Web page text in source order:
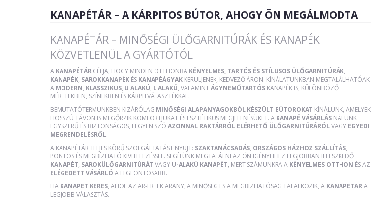
KANAPÉTÁR – A KÁRPITOS BÚTOR, AHOGY ÖN MEGÁLMODTA
KANAPÉTÁR – MINŐSÉGI ÜLŐGARNITÚRÁK ÉS KANAPÉK
KÖZVETLENÜL A GYÁRTÓTÓL
A KANAPÉTÁR CÉLJA, HOGY MINDEN OTTHONBA KÉNYELMES, TARTÓS ÉS STÍLUSOS ÜLŐGARNITÚRÁK,
KANAPÉK, SAROKKANAPÉK ÉS KANAPÉÁGYAK KERÜLJENEK, KEDVEZŐ ÁRON. KÍNÁLATUNKBAN MEGTALÁLHATÓAK
A MODERN, KLASSZIKUS, U ALAKÚ, L ALAKÚ, VALAMINTÁGYNEMŰTARTÓS KANAPÉK IS, KÜLÖNBÖZŐ
MÉRETEKBEN, SZÍNEKBEN ÉS KÁRPITVÁLASZTÉKKAL.
BEMUTATÓTERMÜNKBEN KIZÁRÓLAG MINŐSÉGI ALAPANYAGOKBÓL KÉSZÜLT BÚTOROKAT KÍNÁLUNK, AMELYEK
HOSSZÚ TÁVON IS MEGŐRZIK KOMFORTJUKAT ÉS ESZTÉTIKUS MEGJELENÉSÜKET. A KANAPÉ VÁSÁRLÁS NÁLUNK
EGYSZERŰ ÉS BIZTONSÁGOS, LEGYEN SZÓ AZONNAL RAKTÁRRÓL ELÉRHETŐ ÜLŐGARNITÚRÁRÓLVAGY EGYEDI
MEGRENDELÉSRŐL.
A KANAPÉTÁR TELJES KÖRŰ SZOLGÁLTATÁST NYÚJT: SZAKTANÁCSADÁS, ORSZÁGOS HÁZHOZ SZÁLLÍTÁS,
PONTOS ÉS MEGBÍZHATÓ KIVITELEZÉSSEL. SEGÍTÜNK MEGTALÁLNI AZ ÖN IGÉNYEIHEZ LEGJOBBAN ILLESZKEDŐ
KANAPÉT, SAROKÜLŐGARNITÚRÁT VAGY U-ALAKÚ KANAPÉT, MERT SZÁMUNKRA A KÉNYELMES OTTHON ÉS AZ
ELÉGEDETT VÁSÁRLÓ A LEGFONTOSABB.
HA KANAPÉT KERES, AHOL AZ ÁR-ÉRTÉK ARÁNY, A MINŐSÉG ÉS A MEGBÍZHATÓSÁG TALÁLKOZIK, A KANAPÉTÁRA
LEGJOBB VÁLASZTÁS.